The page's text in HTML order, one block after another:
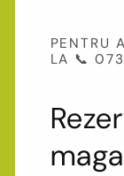
PENTRU
LA 📞